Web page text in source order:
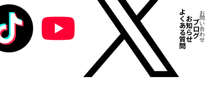
よ
く
あ
る
質
問
お
知
ら
せ
ブ
ロ
グ
お
問
い
合
わ
せ